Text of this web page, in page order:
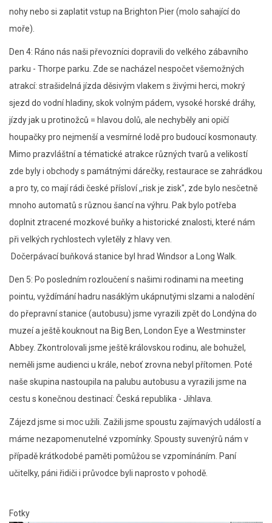
nohy nebo si zaplatit vstup na Brighton Pier (molo sahající do
moře).
Den 4: Ráno nás naši převozníci dopravili do velkého zábavního
parku - Thorpe parku. Zde se nacházel nespočet všemožných
atrakcí: strašidelná jízda děsivým vlakem s živými herci, mokrý
sjezd do vodní hladiny, skok volným pádem, vysoké horské dráhy,
jízdy jak u protinožců = hlavou dolů, ale nechyběly ani opičí
houpačky pro nejmenší a vesmírné lodě pro budoucí kosmonauty.
Mimo prazvláštní a tématické atrakce různých tvarů a velikostí
zde byly i obchody s památnými dárečky, restaurace se zahrádkou
a pro ty, co mají rádi české přísloví ,,risk je zisk", zde bylo nesčetně
mnoho automatů s různou šancí na výhru. Pak bylo potřeba
doplnit ztracené mozkové buňky a historické znalosti, které nám
při velkých rychlostech vyletěly z hlavy ven.
Dočerpávací buňková stanice byl hrad Windsor a Long Walk.
Den 5: Po posledním rozloučení s našimi rodinami na meeting
pointu, vyždímání hadru nasáklým ukápnutými slzami a nalodění
do přepravní stanice (autobusu) jsme vyrazili zpět do Londýna do
muzeí a ještě kouknout na Big Ben, London Eye a Westminster
Abbey. Zkontrolovali jsme ještě královskou rodinu, ale bohužel,
neměli jsme audienci u krále, neboť zrovna nebyl přítomen. Poté
naše skupina nastoupila na palubu autobusu a vyrazili jsme na
cestu s konečnou destinací: Česká republika - Jihlava.
Zájezd jsme si moc užili. Zažili jsme spoustu zajímavých událostí a
máme nezapomenutelné vzpomínky. Spousty suvenýrů nám v
případě krátkodobé paměti pomůžou se vzpomínáním. Paní
učitelky, páni řidiči i průvodce byli naprosto v pohodě.
Fotky